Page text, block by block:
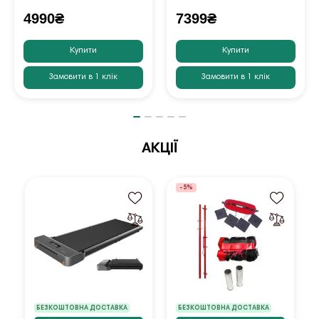
4990₴
Купити
Замовити в 1 клік
7399₴
Купити
Замовити в 1 клік
АКЦІЇ
БЕЗКОШТОВНА ДОСТАВКА БЕЗКОШТОВНА ДОСТАВКА
-5%